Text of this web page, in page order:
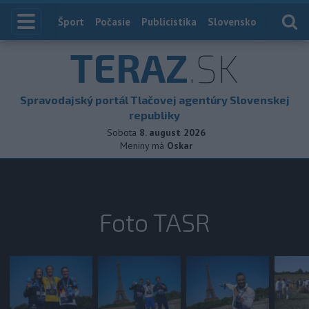
Index
Šport Počasie Publicistika Slovensko
TERAZ.SK
Spravodajský portál Tlačovej agentúry Slovenskej
republiky
Sobota 8. august 2026
Meniny má Oskar
Foto TASR